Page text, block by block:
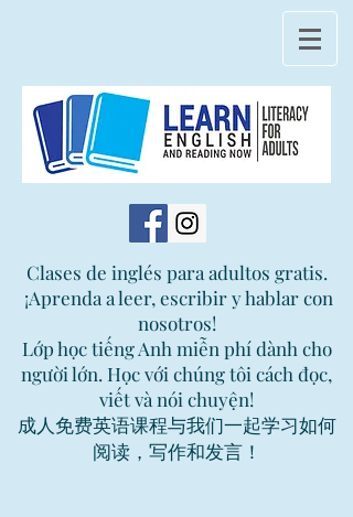
Clases de inglés para adultos gratis.
¡Aprenda a leer, escribir y hablar con
nosotros!
Lớp học tiếng Anh miễn phí dành cho
người lớn. Học với chúng tôi cách đọc,
viết và nói chuyện!
成人免费英语课程与我们一起学习如何
阅读，写作和发言！